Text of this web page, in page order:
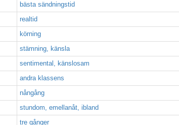
bästa sändningstid
realtid
körning
stämning, känsla
sentimental, känslosam
andra klassens
nångång
stundom, emellanåt, ibland
tre gånger